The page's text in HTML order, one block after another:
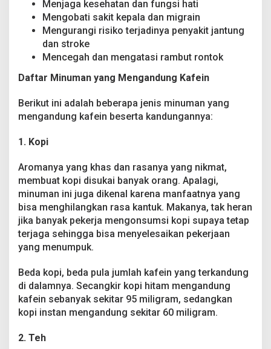
Menjaga kesehatan dan fungsi hati
Mengobati sakit kepala dan migrain
Mengurangi risiko terjadinya penyakit jantung
dan stroke
Mencegah dan mengatasi rambut rontok
Daftar Minuman yang Mengandung Kafein
Berikut ini adalah beberapa jenis minuman yang
mengandung kafein beserta kandungannya:
1. Kopi
Aromanya yang khas dan rasanya yang nikmat,
membuat kopi disukai banyak orang. Apalagi,
minuman ini juga dikenal karena manfaatnya yang
bisa menghilangkan rasa kantuk. Makanya, tak heran
jika banyak pekerja mengonsumsi kopi supaya tetap
terjaga sehingga bisa menyelesaikan pekerjaan
yang menumpuk.
Beda kopi, beda pula jumlah kafein yang terkandung
di dalamnya. Secangkir kopi hitam mengandung
kafein sebanyak sekitar 95 miligram, sedangkan
kopi instan mengandung sekitar 60 miligram.
2. Teh